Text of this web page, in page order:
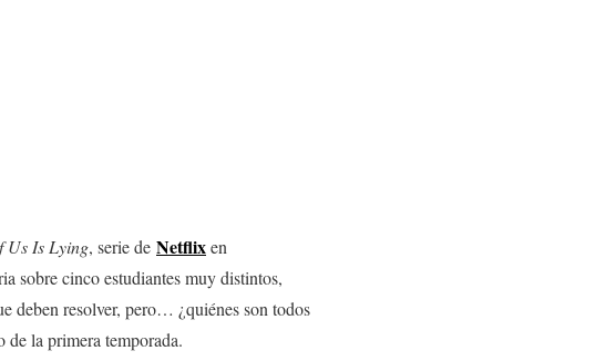
Us Is Lying, serie de Netflixen
sobre cinco estudiantes muy distintos,
deben resolver, pero… ¿quiénes son todos
de la primera temporada.